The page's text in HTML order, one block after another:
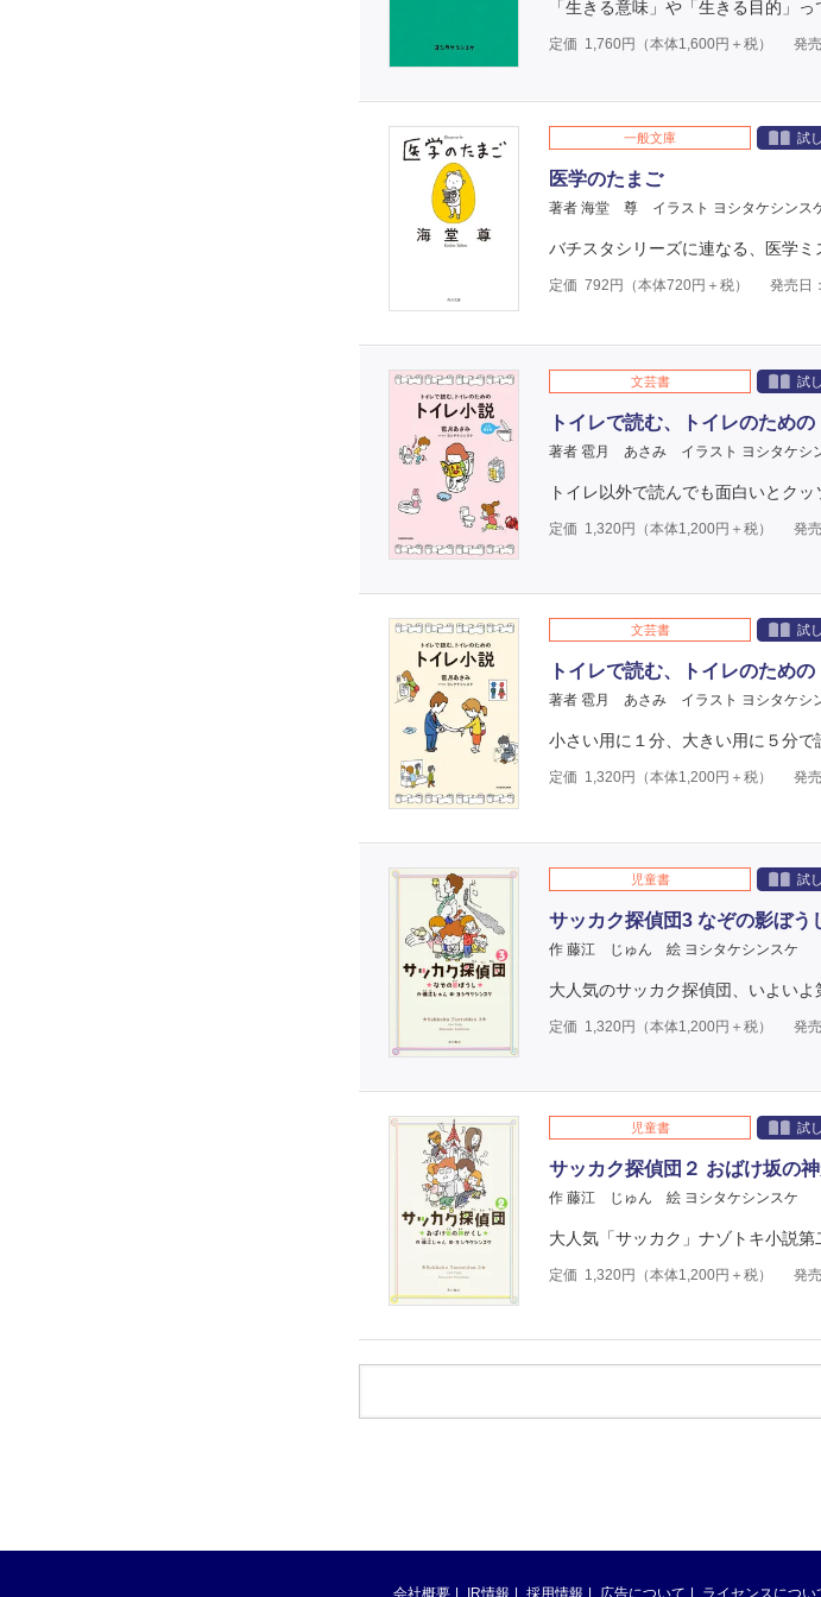
「生きる意味」や「生きる目的」っ
定価 1,760円（本体1,600円＋税） 発
一般文庫 試
医学のたまご
著者 海堂 尊 イラスト ヨシタケシンス
バチスタシリーズに連なる、医学ミ
定価 792 円（本体720円＋税） 発売日
文芸書 試
トイレで読む、トイレのため
著者 雹月 あさみ イラスト ヨシタケシ
トイレ以外で読んでも面白いとク
定価 1,320円（本体1,200円＋税） 発
文芸書 試
トイレで読む、トイレのため
著者 雹月 あさみ イラスト ヨシタケシ
小さい用に１分、大きい用に５分で
定価 1,320円（本体1,200円＋税） 発
児童書 試
サッカク探偵団3 なぞの影ぼう
作 藤江 じゅん 絵 ヨシタケシンスケ
大人気のサッカク探偵団、いよい
定価 1,320円（本体1,200円＋税） 発
児童書 試
サッカク探偵団２ おばけ坂の
作 藤江 じゅん 絵 ヨシタケシンスケ
大人気「サッカク」ナゾトキ小説
定価 1,320円（本体1,200円＋税） 発
会社概要 IR情報 採用情報 広告について ライセンスについ